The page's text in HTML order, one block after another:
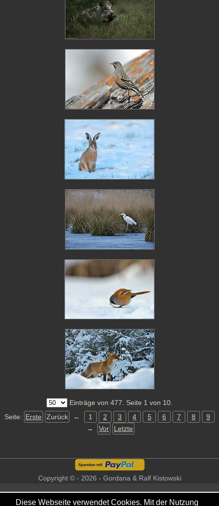
Einträge von 477. Seite 1 von 10.
Seite: Erste Zurück ← 1 2 3 4 5 6 7 8
9
→
Vor Letzte
Copyright © - 2026 - Gordana & Ralf Kistowski
Diese Webseite verwendet Cookies. Mit der Nutzung